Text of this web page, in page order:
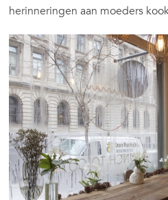
herinneringen aan moeders